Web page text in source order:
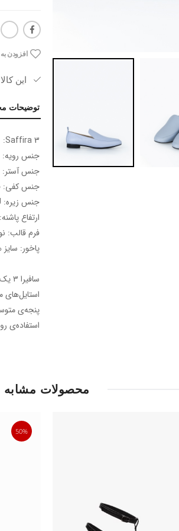
افزودن
این
توضیحات
Saffira 3:
جنس رویه:
جنس آستر:
جنس کفی: فوم ۴ ‌میل با
جنس زیره: TPU
ارتفاع پاشنه:۲ سانت
فرم قالب:
پاخور:
استفاده‌ی
محصولات مشابه
50%